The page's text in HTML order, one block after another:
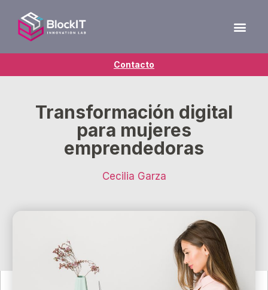
Contacto
Transformación digital
para mujeres
emprendedoras
Cecilia Garza